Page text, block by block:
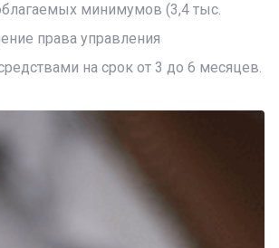
минимумов (3,4 тыс.
права управления
на срок от 3 до 6 месяцев.